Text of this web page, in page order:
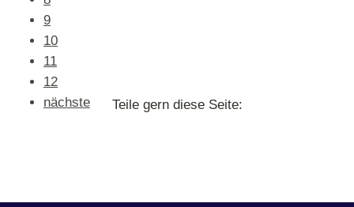
9
10
11
12
nächste
Teile gern diese Seite: